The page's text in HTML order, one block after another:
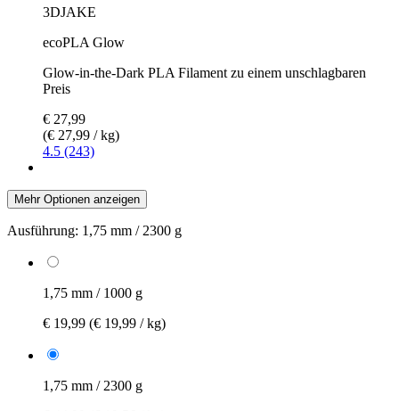
3DJAKE
ecoPLA Glow
Glow-in-the-Dark PLA Filament zu einem unschlagbaren
Preis
€ 27,99
(€ 27,99 / kg)
4.5 (243)
Mehr Optionen anzeigen
Ausführung: 1,75 mm / 2300 g
1,75 mm / 1000 g
€ 19,99 (€ 19,99 / kg)
1,75 mm / 2300 g